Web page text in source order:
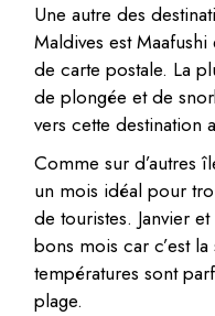
Une autre des
Maldives est
de carte postale. La
de plongée et de
vers cette destination
Comme sur d’autres
un mois idéal pour
de touristes. Janvier
bons mois car c’est
températures sont
plage.